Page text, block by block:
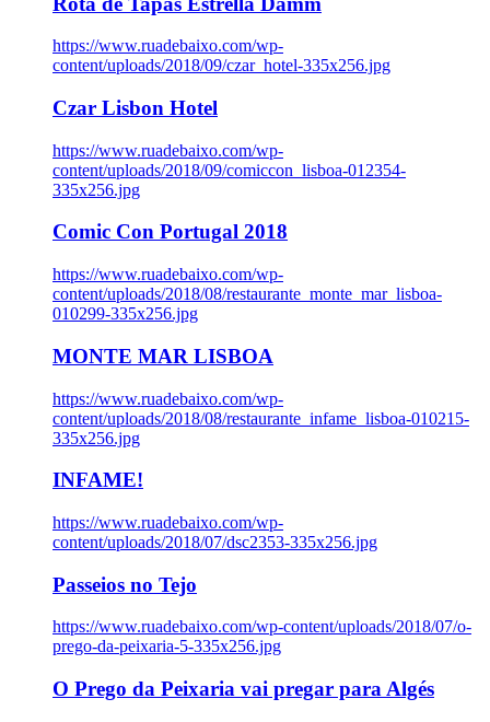
https://www.ruadebaixo.com/wp-
content/uploads/2018/09/czar_hotel-335x256.jpg
Czar Lisbon Hotel
https://www.ruadebaixo.com/wp-
content/uploads/2018/09/comiccon_lisboa-012354-
335x256.jpg
Comic Con Portugal 2018
https://www.ruadebaixo.com/wp-
content/uploads/2018/08/restaurante_monte_mar_lisboa-
010299-335x256.jpg
MONTE MAR LISBOA
https://www.ruadebaixo.com/wp-
content/uploads/2018/08/restaurante_infame_lisboa-010215-
335x256.jpg
INFAME!
https://www.ruadebaixo.com/wp-
content/uploads/2018/07/dsc2353-335x256.jpg
Passeios no Tejo
https://www.ruadebaixo.com/wp-content/uploads/2018/07/o-
prego-da-peixaria-5-335x256.jpg
O Prego da Peixaria vai pregar para Algés